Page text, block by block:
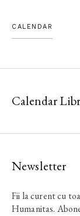
CALENDAR
Calendar
Newsletter
Fii la curent cu
Humanitas.